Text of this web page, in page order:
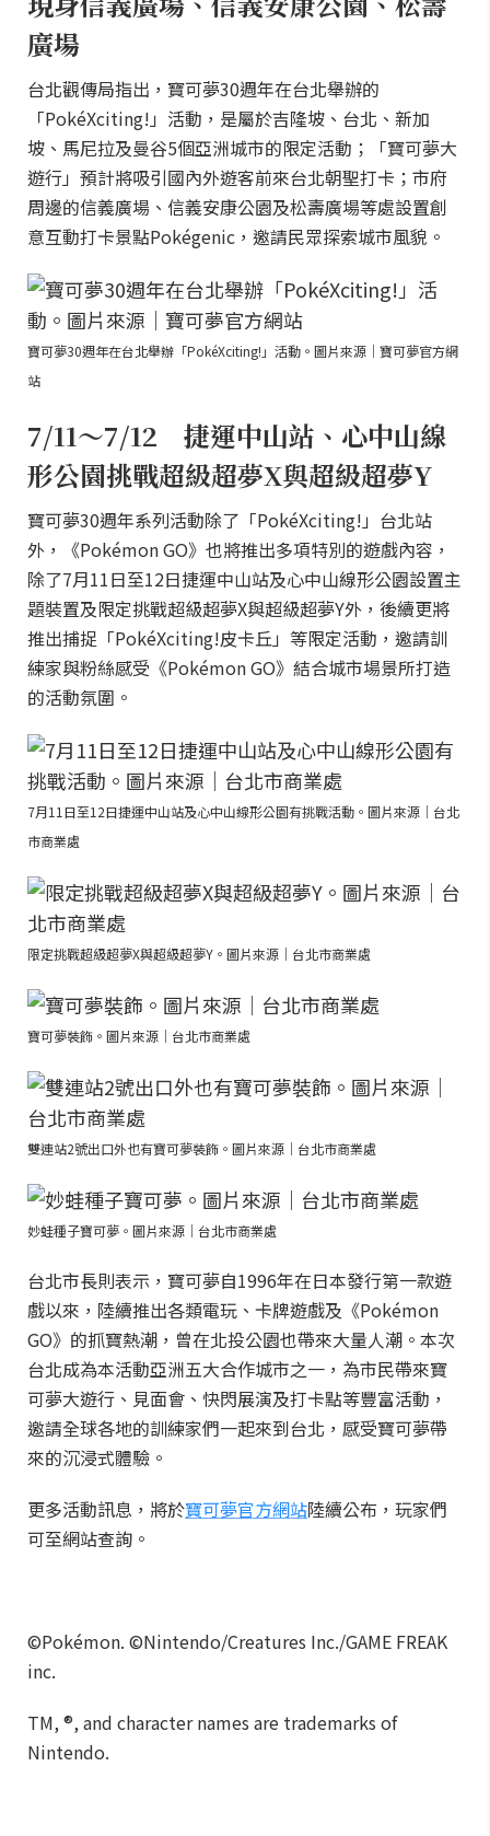
廣場
台北觀傳局指出，寶可夢30週年在台北舉辦的
「PokéXciting!」活動，是屬於吉隆坡、台北、新加
坡、馬尼拉及曼谷5個亞洲城市的限定活動；「寶可夢大
遊行」預計將吸引國內外遊客前來台北朝聖打卡；市府
周邊的信義廣場、信義安康公園及松壽廣場等處設置創
意互動打卡景點Pokégenic，邀請民眾探索城市風貌。
寶可夢30週年在台北舉辦「PokéXciting!」活動。圖片來源｜寶可夢官方網
站
7/11～7/12 捷運中山站、心中山線
形公園挑戰超級超夢X與超級超夢Y
寶可夢30週年系列活動除了「PokéXciting!」台北站
外，《Pokémon GO》也將推出多項特別的遊戲內容，
除了7月11日至12日捷運中山站及心中山線形公園設置主
題裝置及限定挑戰超級超夢X與超級超夢Y外，後續更將
推出捕捉「PokéXciting!皮卡丘」等限定活動，邀請訓
練家與粉絲感受《Pokémon GO》結合城市場景所打造
的活動氛圍。
7月11日至12日捷運中山站及心中山線形公園有挑戰活動。圖片來源｜台北
市商業處
限定挑戰超級超夢X與超級超夢Y。圖片來源｜台北市商業處
寶可夢裝飾。圖片來源｜台北市商業處
雙連站2號出口外也有寶可夢裝飾。圖片來源｜台北市商業處
妙蛙種子寶可夢。圖片來源｜台北市商業處
台北市長則表示，寶可夢自1996年在日本發行第一款遊
戲以來，陸續推出各類電玩、卡牌遊戲及《Pokémon
GO》的抓寶熱潮，曾在北投公園也帶來大量人潮。本次
台北成為本活動亞洲五大合作城市之一，為市民帶來寶
可夢大遊行、見面會、快閃展演及打卡點等豐富活動，
邀請全球各地的訓練家們一起來到台北，感受寶可夢帶
來的沉浸式體驗。
更多活動訊息，將於寶可夢官方網站陸續公布，玩家們
可至網站查詢。
©Pokémon. ©Nintendo/Creatures Inc./GAME FREAK
inc.
TM, ®, and character names are trademarks of
Nintendo.